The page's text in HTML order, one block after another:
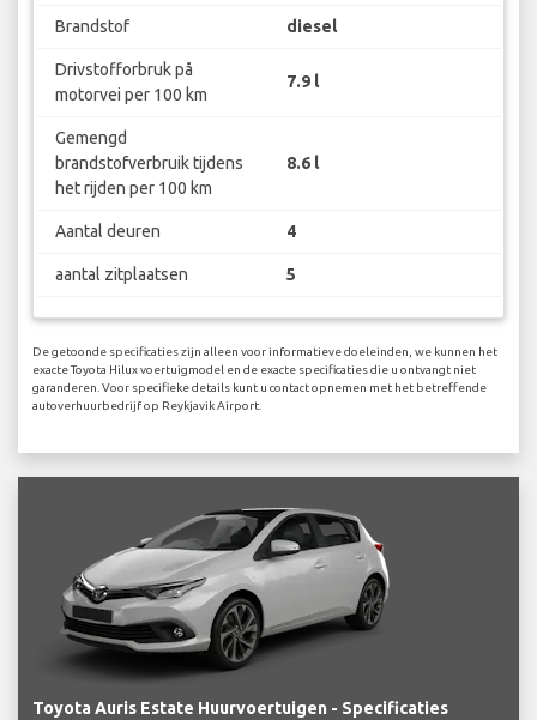
Brandstof diesel
Drivstofforbruk på
motorvei per 100 km
7.9 l
Gemengd
brandstofverbruik tijdens
het rijden per 100 km
8.6 l
Aantal deuren 4
aantal zitplaatsen 5
De getoonde specificaties zijn alleen voor informatieve doeleinden, we kunnen het
exacte Toyota Hilux voertuigmodel en de exacte specificaties die u ontvangt niet
garanderen. Voor specifieke details kunt u contact opnemen met het betreffende
autoverhuurbedrijf op Reykjavik Airport.
Toyota Auris Estate Huurvoertuigen - Specificaties